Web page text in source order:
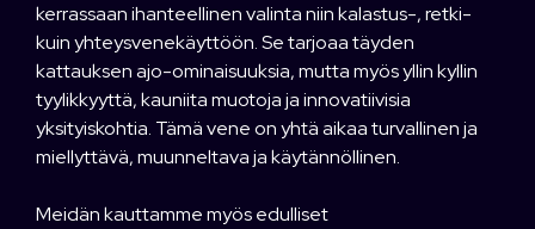
kerrassaan ihanteellinen valinta niin kalastus-, retki-
kuin yhteysvenekäyttöön. Se tarjoaa täyden
kattauksen ajo-ominaisuuksia, mutta myös yllin kyllin
tyylikkyyttä, kauniita muotoja ja innovatiivisia
yksityiskohtia. Tämä vene on yhtä aikaa turvallinen ja
miellyttävä, muunneltava ja käytännöllinen.
Meidän kauttamme myös edulliset